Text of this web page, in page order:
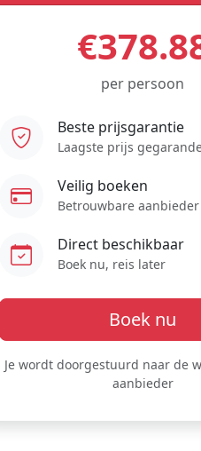
per persoon
Beste prijsgarantie
Laagste prijs
Veilig boeken
Betrouwbare aanbieder
Direct beschikbaar
Boek nu, reis later
Boek nu
Je wordt doorgestuurd naar de
aanbieder